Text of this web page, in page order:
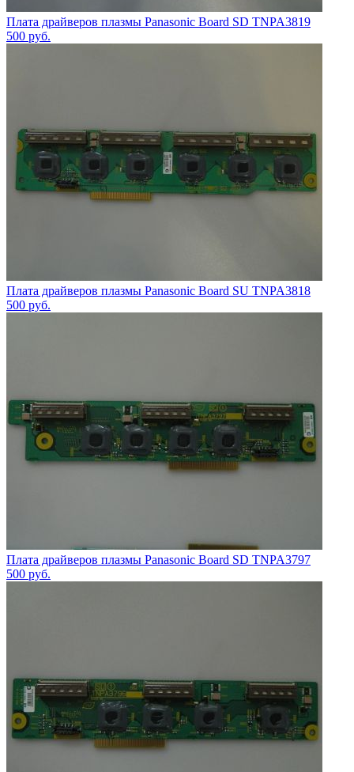
Плата драйверов плазмы Panasonic Board SD TNPA3819
500 руб.
Плата драйверов плазмы Panasonic Board SU TNPA3818
500 руб.
Плата драйверов плазмы Panasonic Board SD TNPA3797
500 руб.